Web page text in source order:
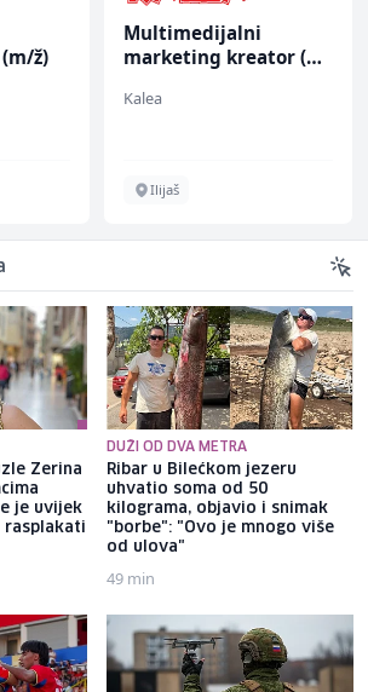
ž)
Multimedijalni
marketing kreator (m/
Kalea
Ilijaš
Zerina
je uvijek
rasplakati
DUŽI OD DVA METRA
Ribar u Bilećkom jezeru
uhvatio soma od 50
kilograma, objavio i snimak
"borbe": "Ovo je mnogo više
od ulova"
49 min